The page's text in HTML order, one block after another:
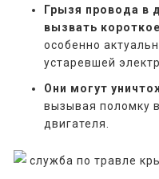
Грызя провода в
вызвать
особенно
устаревшей
Они могут
вызывая поломку
двигателя.